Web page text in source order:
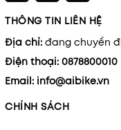
THÔNG TIN LIÊN HỆ
Địa chỉ: đang chuyển
Điện thoại: 0878800010
Email: info@aibike.vn
CHÍNH SÁCH